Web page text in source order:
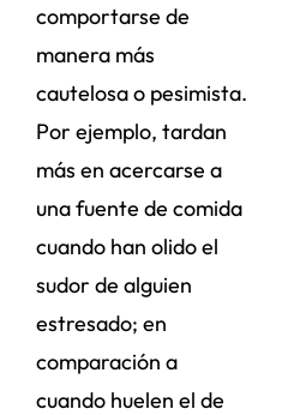
comportarse de
manera más
cautelosa o pesimista.
Por ejemplo, tardan
más en acercarse a
una fuente de comida
cuando han olido el
sudor de alguien
estresado; en
comparación a
cuando huelen el de